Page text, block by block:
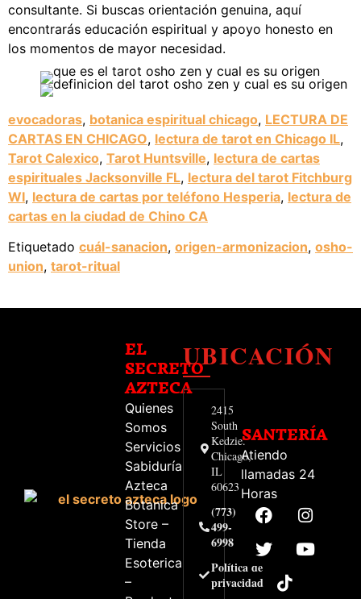
consultante. Si buscas orientación genuina, aquí
encontrarás educación espiritual y apoyo honesto en
los momentos de mayor necesidad.
evocadoras, botanica espiritual chicago, LECTURA DE
CARTAS EN CHICAGO, lectura de tarot en Chicago IL,
Tarot Calexico, Tarot Huntsville, lectura de cartas
espirituales Jacksonville FL, lectura del tarot Fitchburg
WI, lectura de cartas por teléfono Hesperia, lectura de
cartas en la ciudad de Chino CA
Etiquetado cuál-sanacion, origen-armonizacion, osho-
union, tarot-ritual
EL
SECRETO
AZTECA
Quienes
Somos
Servicios
Sabiduría
Azteca
Botanica
Store –
Tienda
Esoterica
–
UBICACIÓN
2415
South
Kedzie.
Chicago,
IL
60623
(773)
499-
6998
Política de
privacidad
SANTERÍA
Atiendo
llamadas 24
Horas